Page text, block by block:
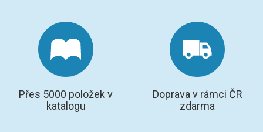
TERS
RAMAN
Přes 5000 položek v
katalogu
Doprava v rámci ČR
zdarma